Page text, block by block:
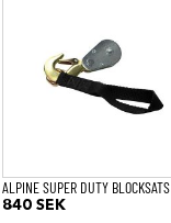
ALPINE SUPER DUTY BLOCKSATS
840SEK